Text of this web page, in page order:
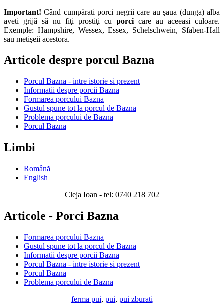
Important! Când cumpărati porci negrii care au şaua (dunga) alba
aveti grijă să nu fiţi prostiţi cu porci care au aceeasi culoare.
Exemple: Hampshire, Wessex, Essex, Schelschwein, Sfaben-Hall
sau metişeii acestora.
Articole despre porcul Bazna
Porcul Bazna - intre istorie si prezent
Informatii despre porcii Bazna
Formarea porcului Bazna
Gustul spune tot la porcul de Bazna
Problema porcului de Bazna
Porcul Bazna
Limbi
Română
English
Cleja Ioan - tel: 0740 218 702
Articole - Porci Bazna
Formarea porcului Bazna
Gustul spune tot la porcul de Bazna
Informatii despre porcii Bazna
Porcul Bazna - intre istorie si prezent
Porcul Bazna
Problema porcului de Bazna
ferma pui, pui, pui zburati